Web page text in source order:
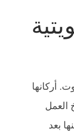
أركانها
العمل
بعد